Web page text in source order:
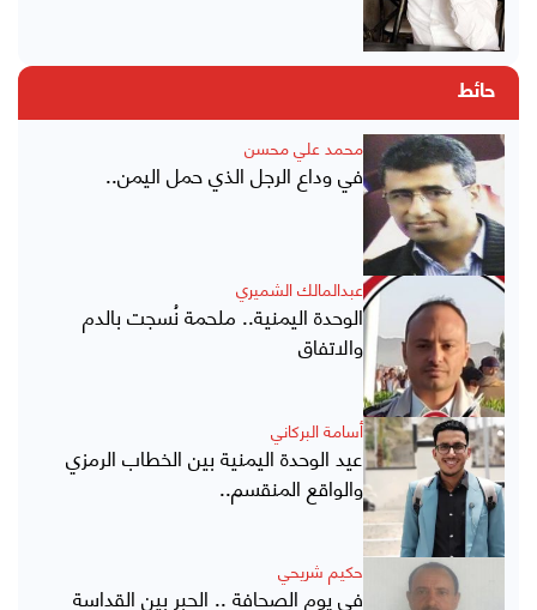
حائط
محمد علي محسن
في وداع الرجل الذي حمل اليمن..
عبدالمالك الشميري
الوحدة اليمنية.. ملحمة نُسجت بالدم
والاتفاق
أسامة البركاني
عيد الوحدة اليمنية بين الخطاب الرمزي
والواقع المنقسم..
حكيم شريحي
في يوم الصحافة .. الحبر بين القداسة